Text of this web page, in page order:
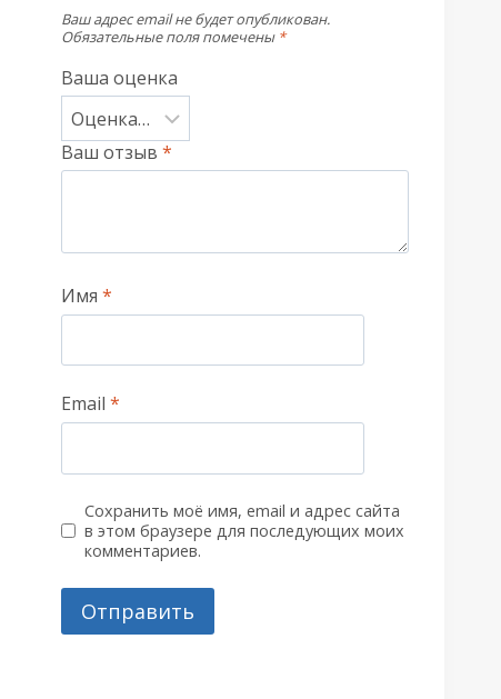
Ваш адрес email не будет опубликован.
Обязательные поля помечены *
Ваша оценка
Ваш отзыв *
Имя *
Email *
Сохранить моё имя, email и адрес сайта
в этом браузере для последующих моих
комментариев.